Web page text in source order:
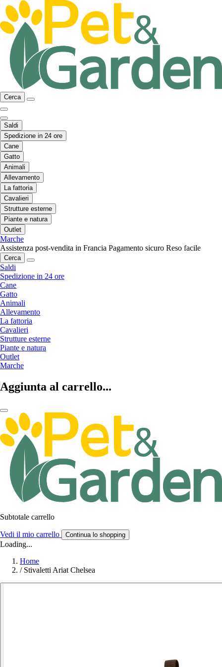
Cerca
Saldi
Spedizione in 24 ore
Cane
Gatto
Animali
Allevamento
La fattoria
Cavalieri
Strutture esterne
Piante e natura
Outlet
Marche
Assistenza post-vendita in Francia Pagamento sicuro Reso facile
Cerca
Saldi
Spedizione in 24 ore
Cane
Gatto
Animali
Allevamento
La fattoria
Cavalieri
Strutture esterne
Piante e natura
Outlet
Marche
Aggiunta al carrello...
Subtotale carrello
Vedi il mio carrello Continua lo shopping
Loading...
Home
/ Stivaletti Ariat Chelsea